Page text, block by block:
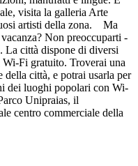
visita la galleria Arte
artisti della zona. Ma
Non preoccuparti -
La città dispone di diversi
Fi gratuito. Troverai una
città, e potrai usarla per
dei luoghi popolari con Wi-
Unipraias, il
centro commerciale della